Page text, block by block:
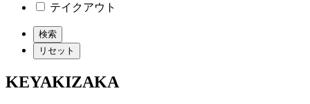
テイクアウト
KEYAKIZAKA